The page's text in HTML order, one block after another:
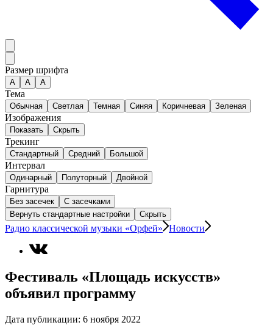
Размер шрифта
А A A
Тема
Обычная Светлая Темная Синяя Коричневая Зеленая
Изображения
Показать Скрыть
Трекинг
Стандартный Средний Большой
Интервал
Одинарный Полуторный Двойной
Гарнитура
Без засечек
С засечками
Вернуть стандартные настройки
Скрыть
Радио классической музыки «Орфей» Новости
Фестиваль «Площадь искусств»
объявил программу
Дата публикации: 6 ноября 2022